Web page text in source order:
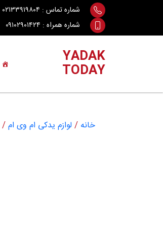
content
شماره تماس : ۰۲۱۳۳۹۱۹۸۰۴
شماره همراه : ۰۹۱۰۲۹۰۱۴۲۴
YADAK
TODAY
خانه / لوازم یدکی ام وی ام/